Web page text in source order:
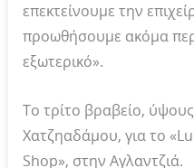
επεκτείνουμε την
προωθήσουμε ακόμα
εξωτερικό».
Το τρίτο βραβείο,
Χατζηαδάμου, για το
Shop», στην Αγλαντζιά.